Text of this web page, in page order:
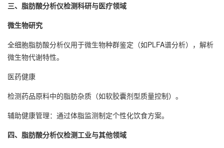
三、 脂肪酸分析仪检测科研与医疗领域‌
‌微生物研究‌
全细胞脂肪酸分析仪用于微生物种群鉴定（如PLFA谱分析），解析
微生物代谢特性‌。
‌医药健康‌
检测药品原料中的脂肪杂质（如软胶囊剂型质量控制）‌。
辅助健康管理：通过体脂监测制定个性化饮食方案‌。
四、 脂肪酸分析仪检测工业与其他领域‌